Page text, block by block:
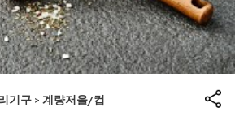
기구 > 계량저울/컵